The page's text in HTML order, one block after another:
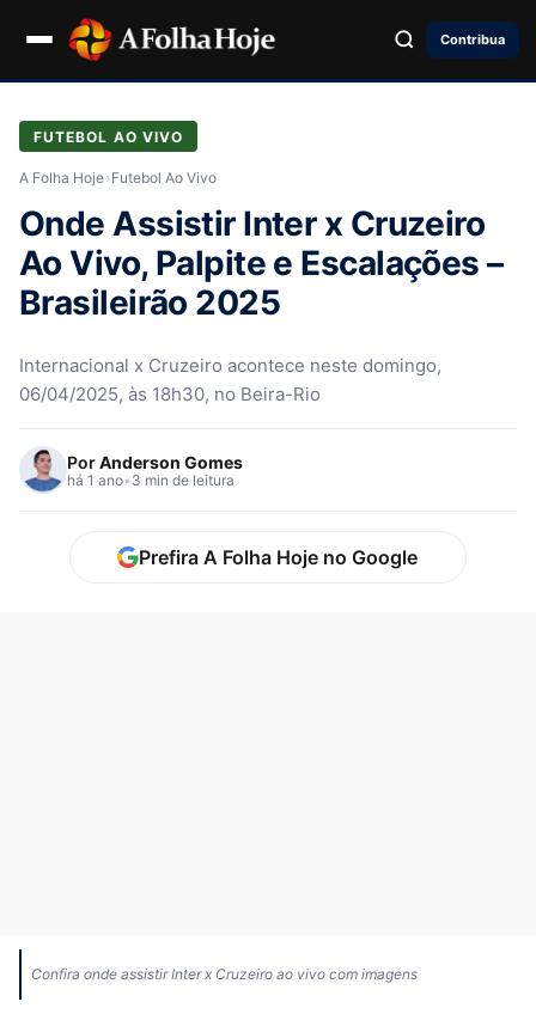
Contribua
FUTEBOL AO VIVO
A Folha Hoje› Futebol Ao Vivo
Onde Assistir Inter x Cruzeiro
Ao Vivo, Palpite e Escalações –
Brasileirão 2025
Internacional x Cruzeiro acontece neste domingo,
06/04/2025, às 18h30, no Beira-Rio
PorAnderson Gomes
há 1 ano• 3 min de leitura
Prefira A Folha Hoje no Google
Confira onde assistir Inter x Cruzeiro ao vivo com imagens